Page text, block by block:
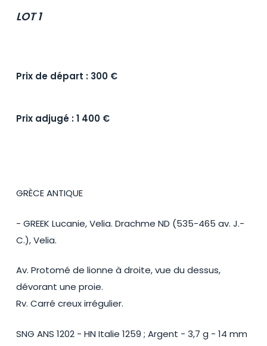
LOT 1
Prix de départ : 300 €
Prix adjugé : 1 400 €
GRÈCE ANTIQUE
- GREEK Lucanie, Velia. Drachme ND (535-465 av. J.-
C.), Velia.
Av. Protomé de lionne à droite, vue du dessus,
dévorant une proie.
Rv. Carré creux irrégulier.
SNG ANS 1202 - HN Italie 1259 ; Argent - 3,7 g - 14 mm